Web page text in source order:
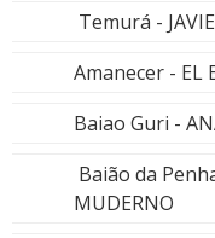
Temurá -
Amanecer - EL
Baiao Guri -
Baião da
MUDERNO